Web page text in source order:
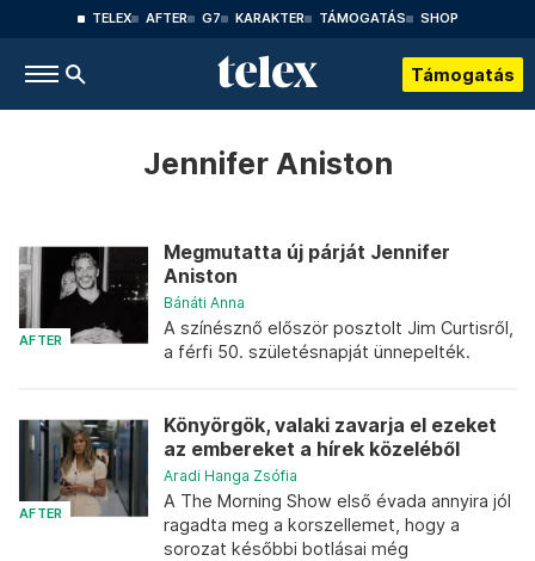
TELEX AFTER G7 KARAKTER TÁMOGATÁS SHOP
Támogatás
Jennifer Aniston
AFTER
Megmutatta új párját Jennifer
Aniston
Bánáti Anna
A színésznő először posztolt Jim Curtisről,
a férfi 50. születésnapját ünnepelték.
AFTER
Könyörgök, valaki zavarja el ezeket
az embereket a hírek közeléből
Aradi Hanga Zsófia
A The Morning Show első évada annyira jól
ragadta meg a korszellemet, hogy a
sorozat későbbi botlásai még